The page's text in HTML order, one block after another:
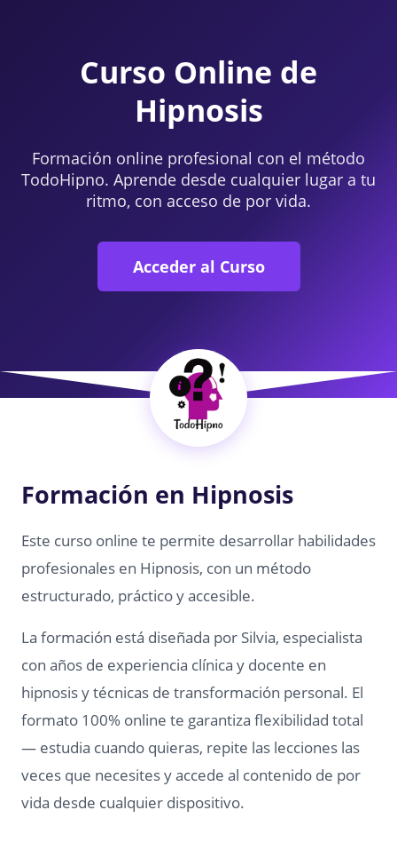
Curso Online de
Hipnosis
Formación online profesional con el método
TodoHipno. Aprende desde cualquier lugar a tu
ritmo, con acceso de por vida.
Acceder al Curso
Formación en Hipnosis
Este curso online te permite desarrollar habilidades
profesionales en Hipnosis, con un método
estructurado, práctico y accesible.
La formación está diseñada por Silvia, especialista
con años de experiencia clínica y docente en
hipnosis y técnicas de transformación personal. El
formato 100% online te garantiza flexibilidad total
— estudia cuando quieras, repite las lecciones las
veces que necesites y accede al contenido de por
vida desde cualquier dispositivo.